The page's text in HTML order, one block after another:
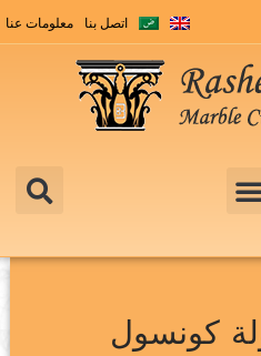
اتصل بنا معلومات عنا